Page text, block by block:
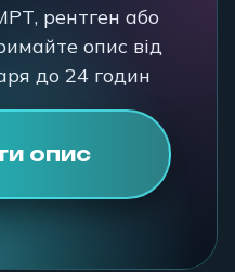
рентген або
опис від
до 24 годин
опис